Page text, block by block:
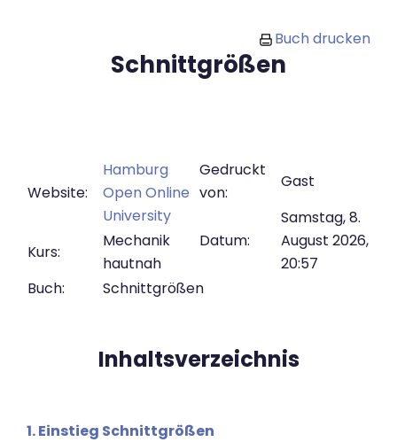
Buch drucken
Schnittgrößen
Website:
Hamburg
Open Online
University
Kurs:
Mechanik
hautnah
Buch:
Schnittgrößen
Gedruckt
von:
Gast
Datum:
Samstag, 8.
August 2026,
20:57
Inhaltsverzeichnis
1. Einstieg Schnittgrößen